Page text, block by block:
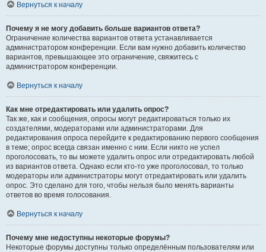
Вернуться к началу
Почему я не могу добавить больше вариантов ответа?
Ограничение количества вариантов ответа устанавливается
администратором конференции. Если вам нужно добавить количество
вариантов, превышающее это ограничение, свяжитесь с
администратором конференции.
Вернуться к началу
Как мне отредактировать или удалить опрос?
Так же, как и сообщения, опросы могут редактироваться только их
создателями, модераторами или администраторами. Для
редактирования опроса перейдите к редактированию первого сообщения
в теме; опрос всегда связан именно с ним. Если никто не успел
проголосовать, то вы можете удалить опрос или отредактировать любой
из вариантов ответа. Однако если кто-то уже проголосовал, то только
модераторы или администраторы могут отредактировать или удалить
опрос. Это сделано для того, чтобы нельзя было менять варианты
ответов во время голосования.
Вернуться к началу
Почему мне недоступны некоторые форумы?
Некоторые форумы доступны только определённым пользователям или